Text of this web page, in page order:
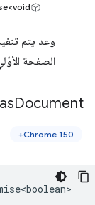
وعد يتم
الصفحة
Document(
Chrome 150+